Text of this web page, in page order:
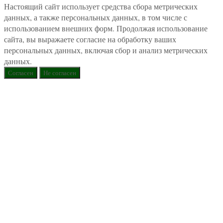
Настоящий сайт использует средства сбора метрических
данных, а также персональных данных, в том числе с
использованием внешних форм. Продолжая использование
сайта, вы выражаете согласие на обработку ваших
персональных данных, включая сбор и анализ метрических
данных.
Согласен Не согласен